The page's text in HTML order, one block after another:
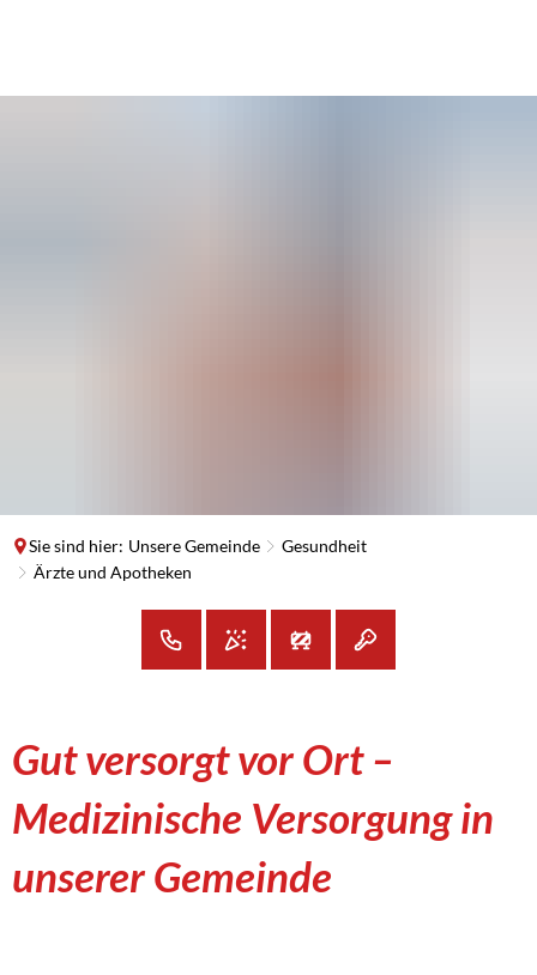
Sie sind hier: Unsere Gemeinde
Gesundheit
Ärzte und Apotheken
Ärzte
und
Apotheken
Gut versorgt vor Ort –
Medizinische Versorgung in
unserer Gemeinde